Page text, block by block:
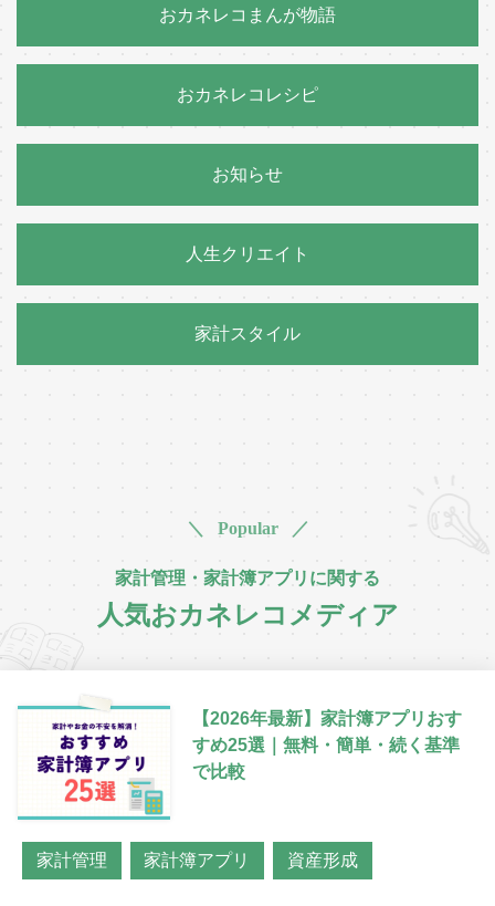
おカネレコまんが物語
おカネレコレシピ
お知らせ
人生クリエイト
家計スタイル
＼ Popular ／
家計管理・家計簿アプリに関する
人気おカネレコメディア
【2026年最新】家計簿アプリおす
すめ25選｜無料・簡単・続く基準
で比較
家計管理 家計簿アプリ 資産形成